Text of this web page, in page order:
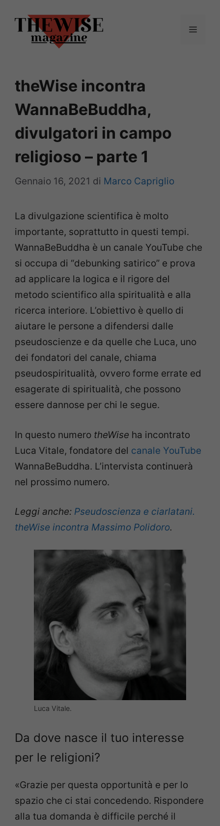
contenuto
Menu
theWise incontra
WannaBeBuddha,
divulgatori in campo
religioso – parte 1
Gennaio 16, 2021 di Marco Capriglio
La divulgazione scientifica è molto
importante, soprattutto in questi tempi.
WannaBeBuddha è un canale YouTube che
si occupa di “debunking satirico” e prova
ad applicare la logica e il rigore del
metodo scientifico alla spiritualità e alla
ricerca interiore. L’obiettivo è quello di
aiutare le persone a difendersi dalle
pseudoscienze e da quelle che Luca, uno
dei fondatori del canale, chiama
pseudospiritualità, ovvero forme errate ed
esagerate di spiritualità, che possono
essere dannose per chi le segue.
In questo numero theWise ha incontrato
Luca Vitale, fondatore del canale YouTube
WannaBeBuddha. L’intervista continuerà
nel prossimo numero.
Leggi anche: Pseudoscienza e ciarlatani.
theWise incontra Massimo Polidoro.
Luca Vitale.
Da dove nasce il tuo interesse
per le religioni?
«Grazie per questa opportunità e per lo
spazio che ci stai concedendo. Rispondere
alla tua domanda è difficile perché il